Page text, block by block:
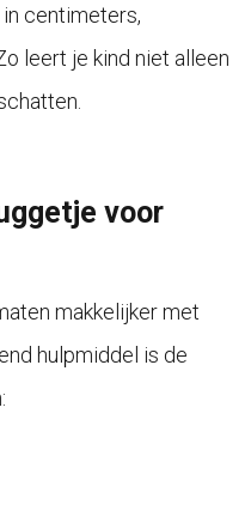
centimeters,
leert je kind niet alleen
voor
makkelijker met
hulpmiddel is de